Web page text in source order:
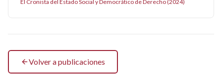
El Cronista del Estado Social y Democrático de Derecho (2024)
Volver a publicaciones